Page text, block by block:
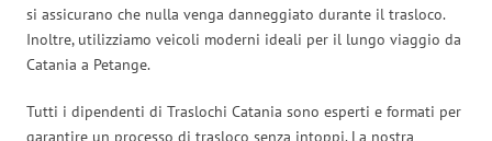
si assicurano che nulla venga danneggiato durante il trasloco.
Inoltre, utilizziamo veicoli moderni ideali per il lungo viaggio da
Catania a Petange.
Tutti i dipendenti di Traslochi Catania sono esperti e formati per
garantire un processo di trasloco senza intoppi. La nostra